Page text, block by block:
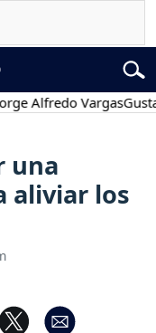
VargasGustavo
una
aliviar los